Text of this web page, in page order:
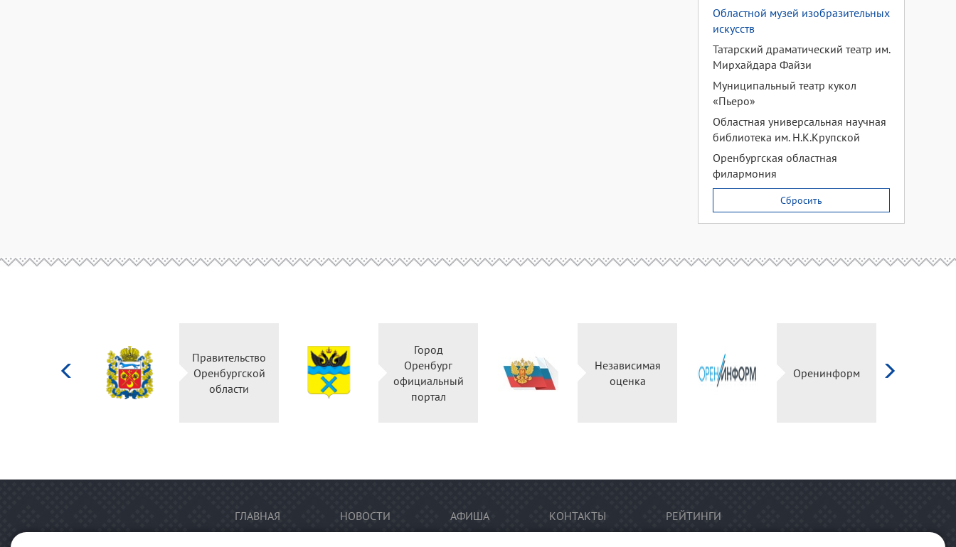
Областной музей изобразительных
искусств
Татарский драматический театр им.
Мирхайдара Файзи
Муниципальный театр кукол
«Пьеро»
Областная универсальная научная
библиотека им. Н.К.Крупской
Оренбургская областная
филармония
Сбросить
Правительство
Оренбургской
области
Город
Оренбург
официальный
портал
Независимая
оценка
Оренинформ
ГЛАВНАЯ НОВОСТИ АФИША КОНТАКТЫ РЕЙТИНГИ